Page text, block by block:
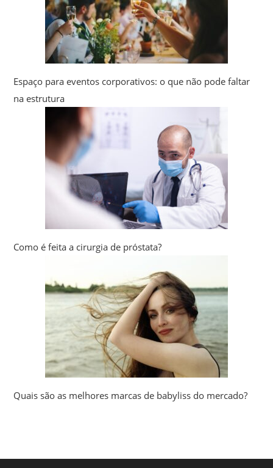
Espaço para eventos corporativos: o que não pode faltar
na estrutura
Como é feita a cirurgia de próstata?
Quais são as melhores marcas de babyliss do mercado?